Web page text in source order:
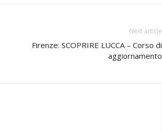
Next article
Firenze: SCOPRIRE LUCCA – Corso di
aggiornamento